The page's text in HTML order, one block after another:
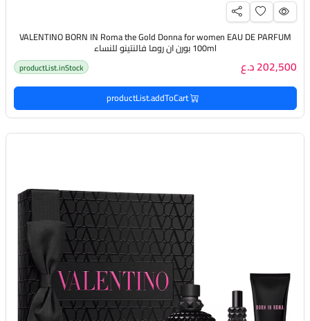
VALENTINO BORN IN Roma the Gold Donna for women EAU DE PARFUM
100ml بورن ان روما فالنتينو للنساء
202,500 د.ع productList.inStock
productList.addToCart